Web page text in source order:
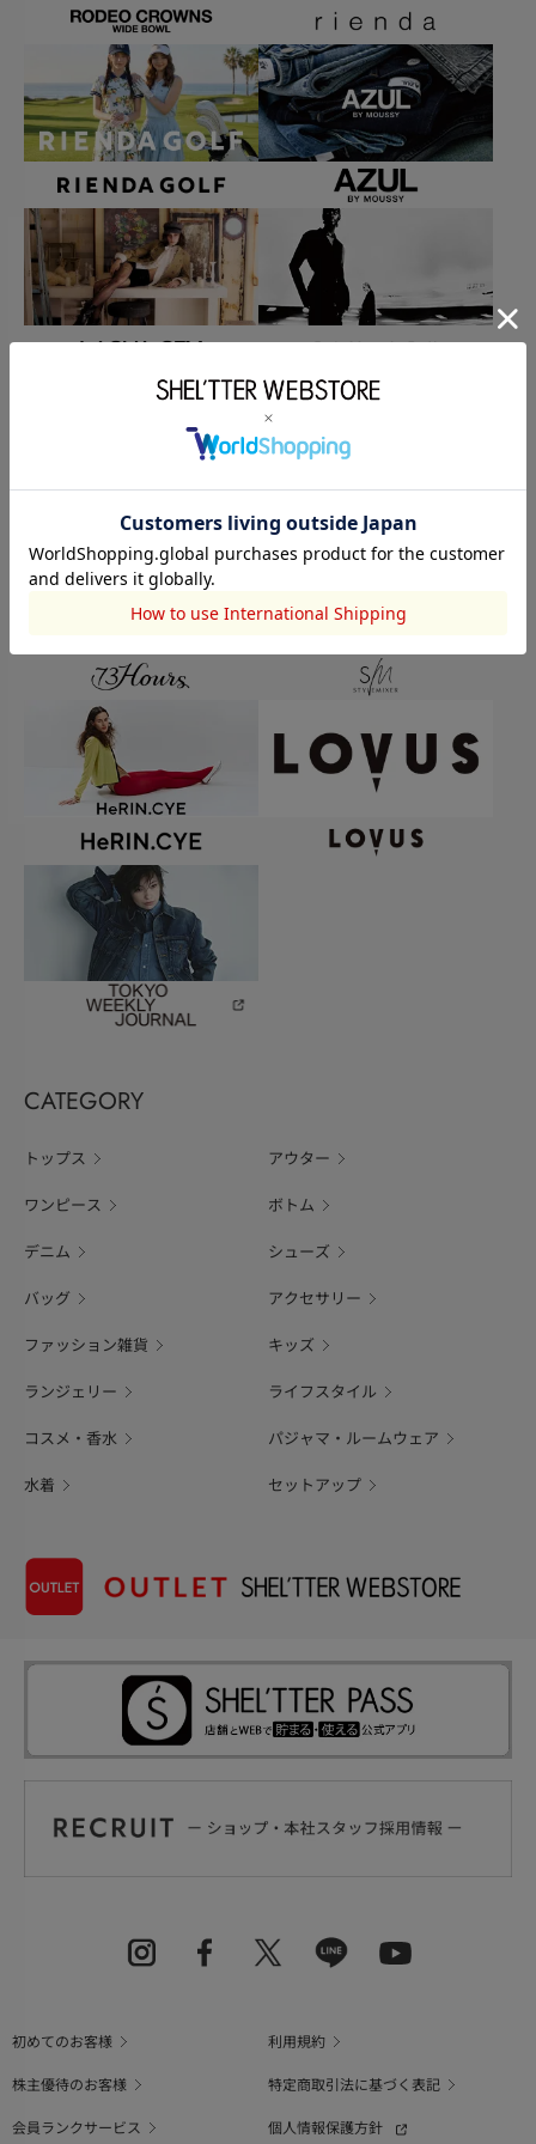
CATEGORY
トップス アウター
ワンピース ボトム
デニム シューズ
バッグ アクセサリー
ファッション雑貨 キッズ
ランジェリー ライフスタイル
コスメ・香水 パジャマ・ルームウェア
水着 セットアップ
初めてのお客様
利用規約
株主優待のお客様
特定商取引法に基づく表記
会員ランクサービス
個人情報保護方針